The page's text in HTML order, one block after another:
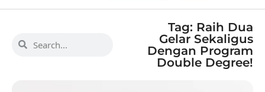
Tag: Raih Dua
Gelar Sekaligus
Dengan Program
Double Degree!